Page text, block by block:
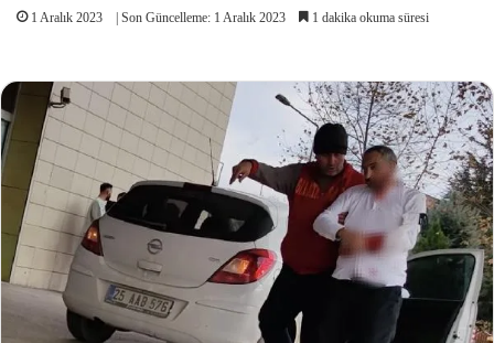
1 Aralık 2023 | Son Güncelleme: 1 Aralık 2023 1 dakika okuma süresi